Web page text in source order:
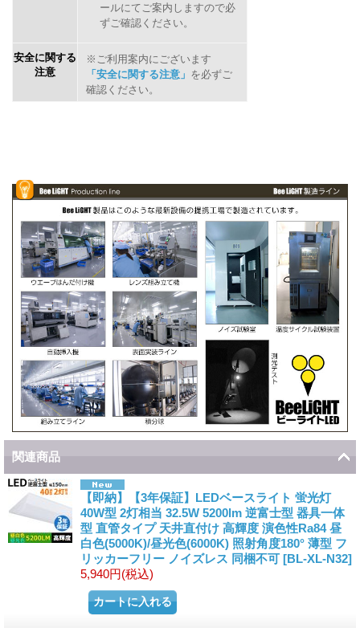
ールにてご案内しますので必
ずご確認ください。
安全に関する
注意
※ご利用案内にございます
「安全に関する注意」 を必ずご
確認ください。
関連商品
【即納】【3年保証】LEDベースライト 蛍光灯
40W型 2灯相当 32.5W 5200lm 逆富士型 器具一体
型 直管タイプ 天井直付け 高輝度 演色性Ra84 昼
白色(5000K)/昼光色(6000K) 照射角度180° 薄型 フ
リッカーフリー ノイズレス 同梱不可 [BL-XL-N32]
5,940円(税込)